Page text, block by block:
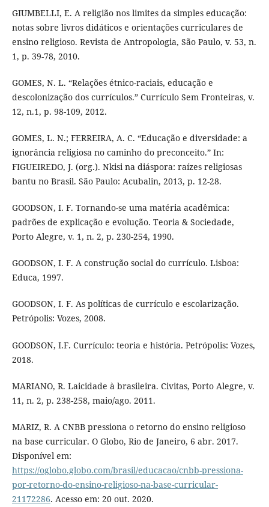
GIUMBELLI, E. A religião nos limites da simples educação:
notas sobre livros didáticos e orientações curriculares de
ensino religioso. Revista de Antropologia, São Paulo, v. 53, n.
1, p. 39-78, 2010.
GOMES, N. L. “Relações étnico-raciais, educação e
descolonização dos currículos.” Currículo Sem Fronteiras, v.
12, n.1, p. 98-109, 2012.
GOMES, L. N.; FERREIRA, A. C. “Educação e diversidade: a
ignorância religiosa no caminho do preconceito.” In:
FIGUEIREDO, J. (org.). Nkisi na diáspora: raízes religiosas
bantu no Brasil. São Paulo: Acubalin, 2013, p. 12-28.
GOODSON, I. F. Tornando-se uma matéria acadêmica:
padrões de explicação e evolução. Teoria & Sociedade,
Porto Alegre, v. 1, n. 2, p. 230-254, 1990.
GOODSON, I. F. A construção social do currículo. Lisboa:
Educa, 1997.
GOODSON, I. F. As políticas de currículo e escolarização.
Petrópolis: Vozes, 2008.
GOODSON, I.F. Currículo: teoria e história. Petrópolis: Vozes,
2018.
MARIANO, R. Laicidade à brasileira. Civitas, Porto Alegre, v.
11, n. 2, p. 238-258, maio/ago. 2011.
MARIZ, R. A CNBB pressiona o retorno do ensino religioso
na base curricular. O Globo, Rio de Janeiro, 6 abr. 2017.
Disponível em:
https://oglobo.globo.com/brasil/educacao/cnbb-pressiona-
por-retorno-do-ensino-religioso-na-base-curricular-
21172286. Acesso em: 20 out. 2020.